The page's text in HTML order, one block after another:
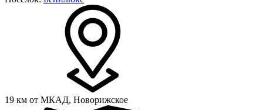
19 км от МКАД, Новорижское